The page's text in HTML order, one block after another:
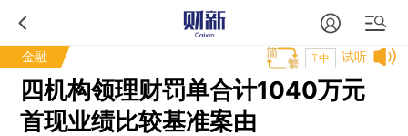
金融 试听
T中
四机构领理财罚单合计1040万元
首现业绩比较基准案由